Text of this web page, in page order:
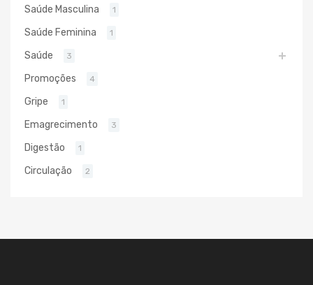
Saúde Masculina 1
Saúde Feminina 1
Saúde 3
Promoções 4
Gripe 1
Emagrecimento 3
Digestão 1
Circulação 2